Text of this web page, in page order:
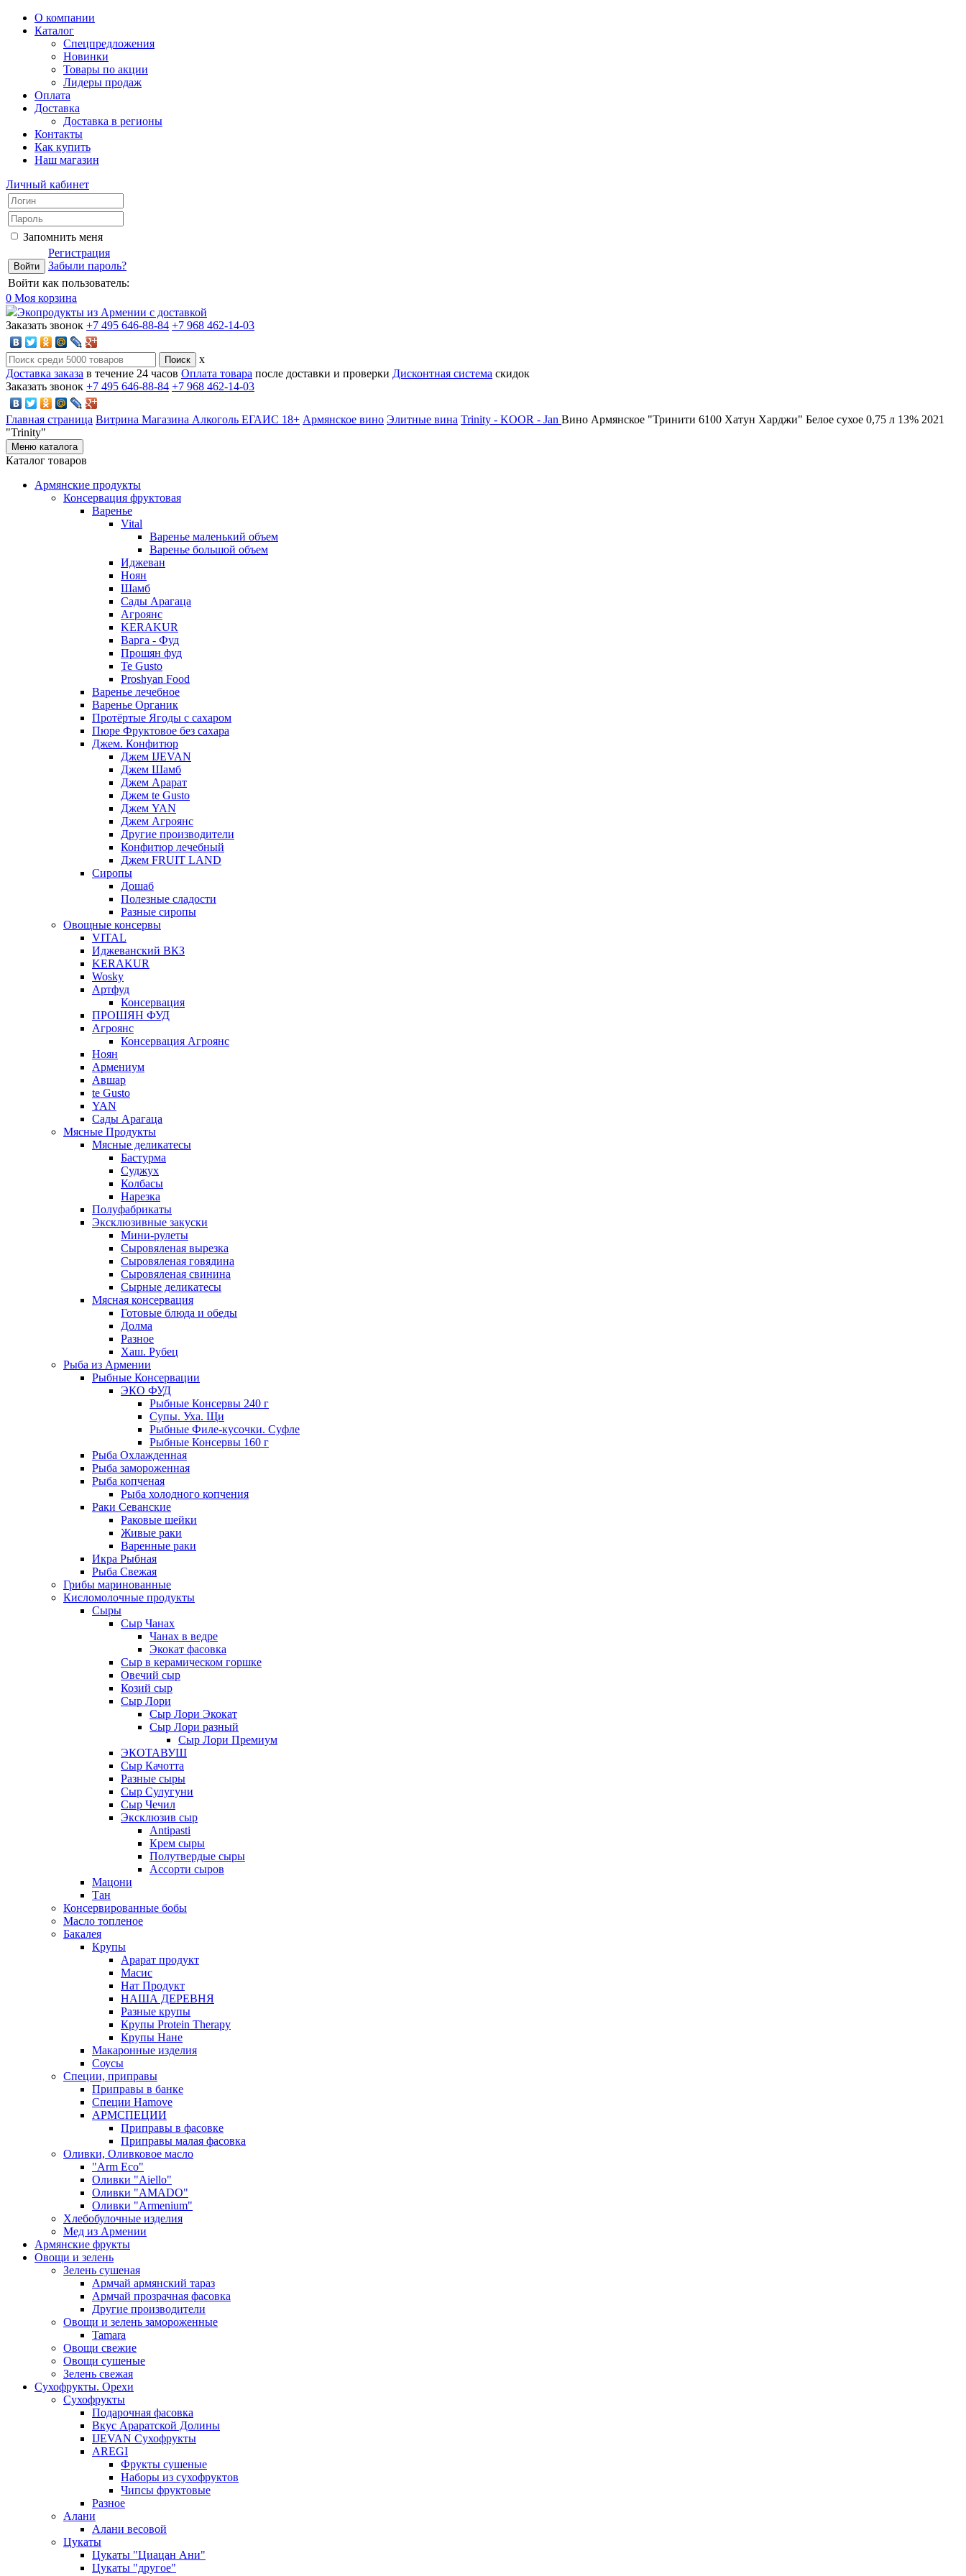
О компании
Каталог
Спецпредложения
Новинки
Товары по акции
Лидеры продаж
Оплата
Доставка
Доставка в регионы
Контакты
Как купить
Наш магазин
Личный кабинет
Запомнить меня
Регистрация
Забыли пароль?
Войти как пользователь:
0 Моя корзина
Экопродукты из Армении с доставкой
Заказать звонок +7 495 646-88-84 +7 968 462-14-03
x
Доставка заказа в течение 24 часов Оплата товара после доставки и проверки Дисконтная система скидок
Заказать звонок +7 495 646-88-84 +7 968 462-14-03
Главная страница Витрина Магазина Алкоголь ЕГАИС 18+ Армянское вино Элитные вина Trinity - KOOR - Jan Вино Армянское "Тринити 6100 Хатун Харджи" Белое сухое 0,75 л 13% 2021
"Trinity"
Меню каталога
Каталог товаров
Армянские продукты
Консервация фруктовая
Варенье
Vital
Варенье маленький объем
Варенье большой объем
Иджеван
Ноян
Шамб
Сады Арагаца
Агроянс
KERAKUR
Варга - Фуд
Прошян фуд
Te Gusto
Proshyan Food
Варенье лечебное
Варенье Органик
Протёртые Ягоды с сахаром
Пюре Фруктовое без сахара
Джем. Конфитюр
Джем IJEVAN
Джем Шамб
Джем Арарат
Джем te Gusto
Джем YAN
Джем Агроянс
Другие производители
Конфитюр лечебный
Джем FRUIT LAND
Сиропы
Дошаб
Полезные сладости
Разные сиропы
Овощные консервы
VITAL
Иджеванский ВКЗ
KERAKUR
Wosky
Артфуд
Консервация
ПРОШЯН ФУД
Агроянс
Консервация Агроянс
Ноян
Армениум
Авшар
te Gusto
YAN
Сады Арагаца
Мясные Продукты
Мясные деликатесы
Бастурма
Суджух
Колбасы
Нарезка
Полуфабрикаты
Эксклюзивные закуски
Мини-рулеты
Сыровяленая вырезка
Сыровяленая говядина
Сыровяленая свинина
Сырные деликатесы
Мясная консервация
Готовые блюда и обеды
Долма
Разное
Хаш. Рубец
Рыба из Армении
Рыбные Консервации
ЭКО ФУД
Рыбные Консервы 240 г
Супы. Уха. Щи
Рыбные Филе-кусочки. Суфле
Рыбные Консервы 160 г
Рыба Охлажденная
Рыба замороженная
Рыба копченая
Рыба холодного копчения
Раки Севанские
Раковые шейки
Живые раки
Варенные раки
Икра Рыбная
Рыба Свежая
Грибы маринованные
Кисломолочные продукты
Сыры
Сыр Чанах
Чанах в ведре
Экокат фасовка
Сыр в керамическом горшке
Овечий сыр
Козий сыр
Сыр Лори
Сыр Лори Экокат
Сыр Лори разный
Сыр Лори Премиум
ЭКОТАВУШ
Сыр Качотта
Разные сыры
Сыр Сулугуни
Сыр Чечил
Эксклюзив сыр
Antipasti
Крем сыры
Полутвердые сыры
Ассорти сыров
Мацони
Тан
Консервированные бобы
Масло топленое
Бакалея
Крупы
Арарат продукт
Масис
Нат Продукт
НАША ДЕРЕВНЯ
Разные крупы
Крупы Protein Therapy
Крупы Нане
Макаронные изделия
Соусы
Специи, приправы
Приправы в банке
Специи Hamove
АРМСПЕЦИИ
Приправы в фасовке
Приправы малая фасовка
Оливки, Оливковое масло
"Arm Eco"
Оливки "Aiello"
Оливки "AMADO"
Оливки "Armenium"
Хлебобулочные изделия
Мед из Армении
Армянские фрукты
Овощи и зелень
Зелень сушеная
Армчай армянский тараз
Армчай прозрачная фасовка
Другие производители
Овощи и зелень замороженные
Tamara
Овощи свежие
Овощи сушеные
Зелень свежая
Сухофрукты. Орехи
Сухофрукты
Подарочная фасовка
Вкус Араратской Долины
IJEVAN Сухофрукты
AREGI
Фрукты сушеные
Наборы из сухофруктов
Чипсы фруктовые
Разное
Алани
Алани весовой
Цукаты
Цукаты "Циацан Ани"
Цукаты "другое"